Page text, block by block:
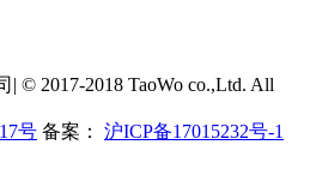
| © 2017-2018 TaoWo co.,Ltd. All
号 备案： 沪ICP备17015232号-1